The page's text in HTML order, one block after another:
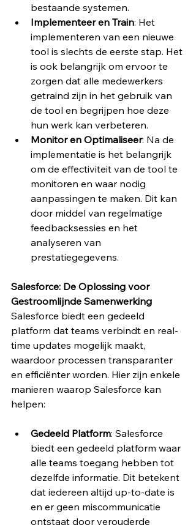
bestaande systemen.
Implementeer en Train: Het
implementeren van een nieuwe
tool is slechts de eerste stap. Het
is ook belangrijk om ervoor te
zorgen dat alle medewerkers
getraind zijn in het gebruik van
de tool en begrijpen hoe deze
hun werk kan verbeteren.
Monitor en Optimaliseer: Na de
implementatie is het belangrijk
om de effectiviteit van de tool te
monitoren en waar nodig
aanpassingen te maken. Dit kan
door middel van regelmatige
feedbacksessies en het
analyseren van
prestatiegegevens.
Salesforce: De Oplossing voor
Gestroomlijnde Samenwerking
Salesforce biedt een gedeeld
platform dat teams verbindt en real-
time updates mogelijk maakt,
waardoor processen transparanter
en efficiënter worden. Hier zijn enkele
manieren waarop Salesforce kan
helpen:
Gedeeld Platform: Salesforce
biedt een gedeeld platform waar
alle teams toegang hebben tot
dezelfde informatie. Dit betekent
dat iedereen altijd up-to-date is
en er geen miscommunicatie
ontstaat door verouderde